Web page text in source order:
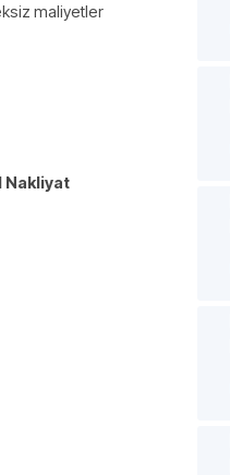
maliyetler
Nakliyat